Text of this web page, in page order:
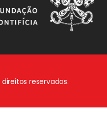
reservados.